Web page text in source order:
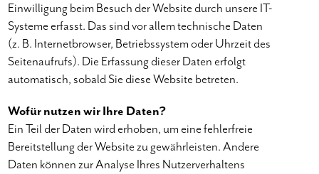
Einwilligung beim Besuch der Website durch unsere IT-
Systeme erfasst. Das sind vor allem technische Daten
(z. B. Internetbrowser, Betriebssystem oder Uhrzeit des
Seitenaufrufs). Die Erfassung dieser Daten erfolgt
automatisch, sobald Sie diese Website betreten.
Wofür nutzen wir Ihre Daten?
Ein Teil der Daten wird erhoben, um eine fehlerfreie
Bereitstellung der Website zu gewährleisten. Andere
Daten können zur Analyse Ihres Nutzerverhaltens